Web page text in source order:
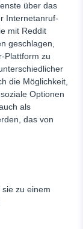
über das
Internetanruf-
mit Reddit
geschlagen,
Plattform zu
die Möglichkeit,
Optionen
als
das von
zu einem